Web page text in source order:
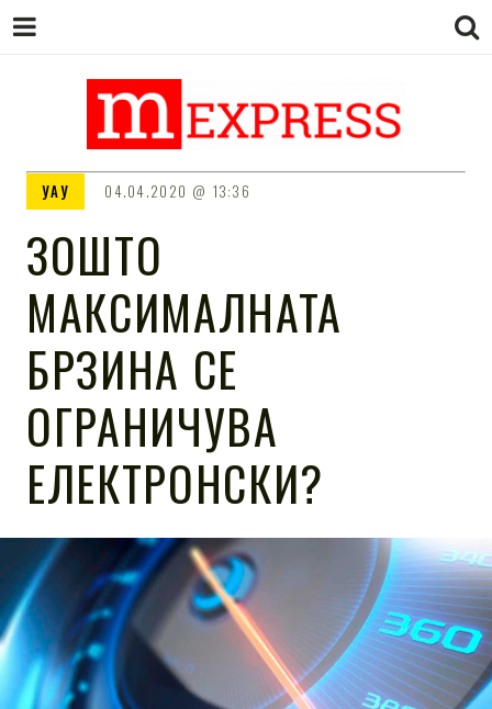
M EXPRESS
УАУ 04.04.2020 13:36
ЗОШТО
МАКСИМАЛНАТА
БРЗИНА СЕ
ОГРАНИЧУВА
ЕЛЕКТРОНСКИ?